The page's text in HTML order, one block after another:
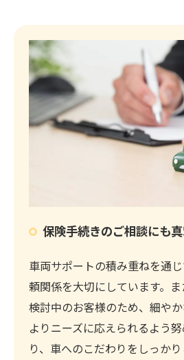
保険手続きのご相談にも
車両サポートの積み重ねを通
頼関係を大切にしています。
検討中のお客様のため、細や
よりニーズに応えられるよう
り、車へのこだわりをしっか